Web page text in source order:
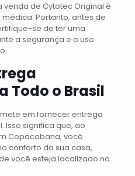
venda de Cytotec Original é
Portanto, antes de
se de ter uma
a segurança e o uso
Todo o Brasil
em fornecer entrega
Isso significa que, ao
Copacabana, você
conforto da sua casa,
você esteja localizado no